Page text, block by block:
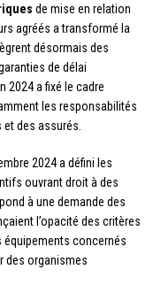
de mise en relation
agréés a transformé la
désormais des
de délai
2024 a fixé le cadre
les responsabilités
des assurés.
2024 a défini les
ouvrant droit à des
à une demande des
l’opacité des critères
équipements concernés
des organismes